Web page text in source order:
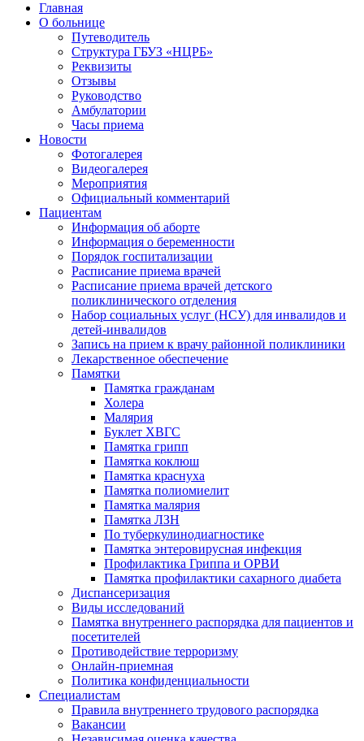
Главная
О больнице
Путеводитель
Структура ГБУЗ «НЦРБ»
Реквизиты
Отзывы
Руководство
Амбулатории
Часы приема
Новости
Фотогалерея
Видеогалерея
Мероприятия
Официальный комментарий
Пациентам
Информация об аборте
Информация о беременности
Порядок госпитализации
Расписание приема врачей
Расписание приема врачей детского
поликлинического отделения
Набор социальных услуг (НСУ) для инвалидов и
детей-инвалидов
Запись на прием к врачу районной поликлиники
Лекарственное обеспечение
Памятки
Памятка гражданам
Холера
Малярия
Буклет ХВГС
Памятка грипп
Памятка коклюш
Памятка краснуха
Памятка полиомиелит
Памятка малярия
Памятка ЛЗН
По туберкулинодиагностике
Памятка энтеровирусная инфекция
Профилактика Гриппа и ОРВИ
Памятка профилактики сахарного диабета
Диспансеризация
Виды исследований
Памятка внутреннего распорядка для пациентов и
посетителей
Противодействие терроризму
Онлайн-приемная
Политика конфиденциальности
Cпециалистам
Правила внутреннего трудового распорядка
Вакансии